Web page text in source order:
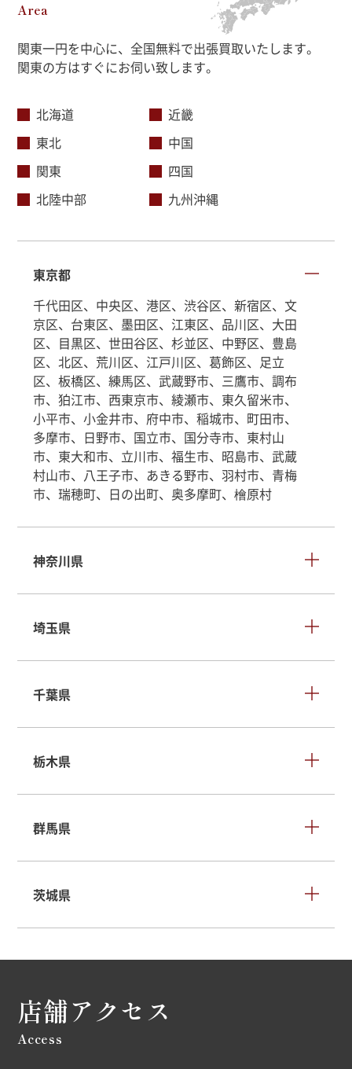
Area
関東一円を中心に、全国無料で出張買取いたします。
関東の方はすぐにお伺い致します。
北海道
東北
関東
北陸中部
近畿
中国
四国
九州沖縄
東京都
千代田区、中央区、港区、渋谷区、新宿区、文
京区、台東区、墨田区、江東区、品川区、大田
区、目黒区、世田谷区、杉並区、中野区、豊島
区、北区、荒川区、江戸川区、葛飾区、足立
区、板橋区、練馬区、武蔵野市、三鷹市、調布
市、狛江市、西東京市、綾瀬市、東久留米市、
小平市、小金井市、府中市、稲城市、町田市、
多摩市、日野市、国立市、国分寺市、東村山
市、東大和市、立川市、福生市、昭島市、武蔵
村山市、八王子市、あきる野市、羽村市、青梅
市、瑞穂町、日の出町、奥多摩町、檜原村
神奈川県
埼玉県
千葉県
栃木県
群馬県
茨城県
店舗アクセス
Access